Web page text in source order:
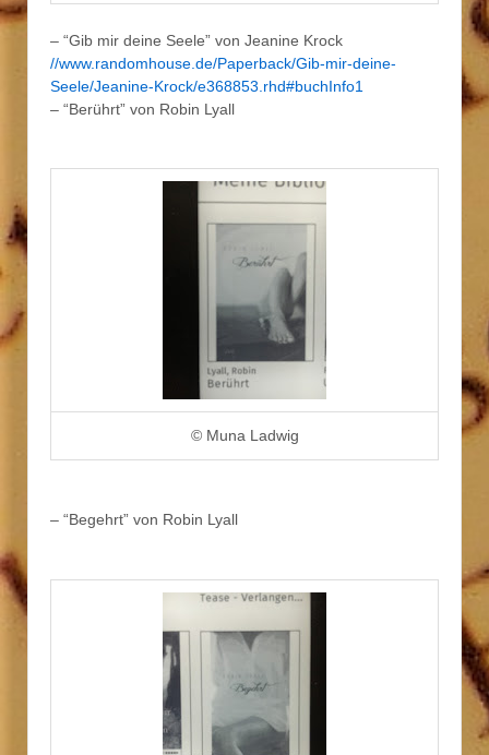
– “Gib mir deine Seele” von Jeanine Krock
//www.randomhouse.de/Paperback/Gib-mir-deine-
Seele/Jeanine-Krock/e368853.rhd#buchInfo1
– “Berührt” von Robin Lyall
© Muna Ladwig
– “Begehrt” von Robin Lyall